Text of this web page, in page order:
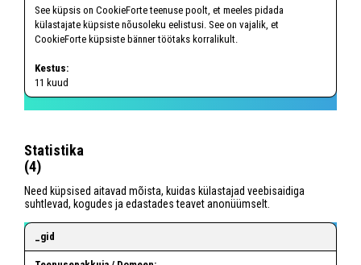
See küpsis on CookieForte teenuse poolt, et meeles pidada
külastajate küpsiste nõusoleku eelistusi. See on vajalik, et
CookieForte küpsiste bänner töötaks korralikult.
11 kuud
Statistika
(4)
Need küpsised aitavad mõista, kuidas külastajad veebisaidiga
suhtlevad, kogudes ja edastades teavet anonüümselt.
_gid